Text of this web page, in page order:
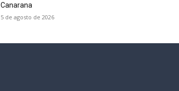
Canarana
5 de agosto de 2026